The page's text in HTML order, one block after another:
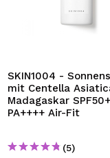
SKIN1004 -
mit Centella
Madagaskar SPF50+
PA++++ Air-Fit
(5)